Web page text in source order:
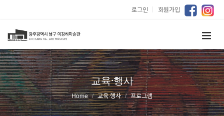
로그인 ｜ 회원가입
교육·행사
Home 교육·행사 프로그램